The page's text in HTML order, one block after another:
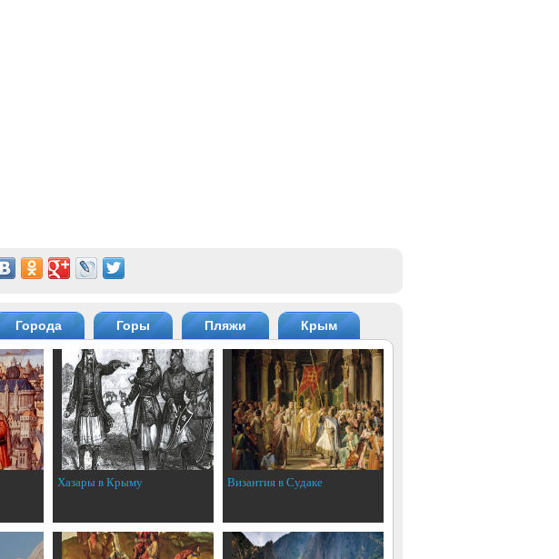
Города Горы Пляжи Крым
Хазары в Крыму Византия в Судаке